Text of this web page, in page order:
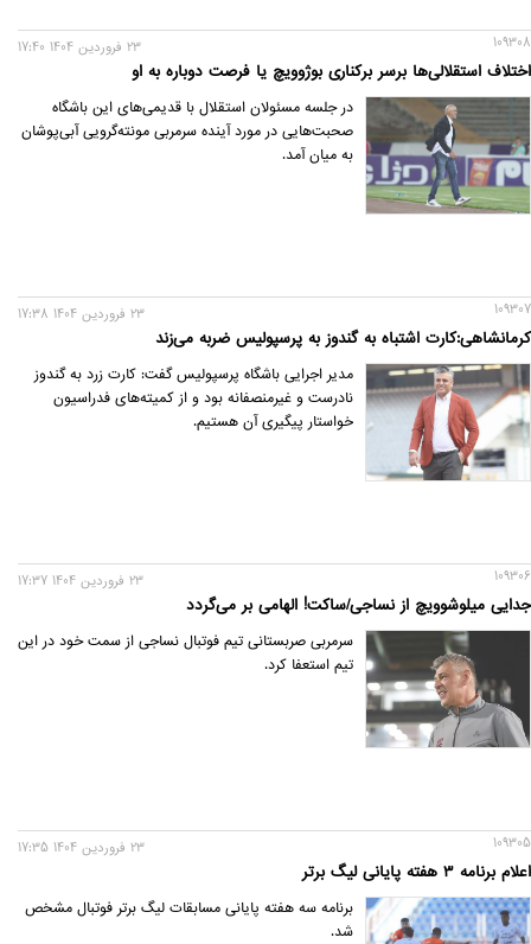
109308
اختلاف استقلالی‌ها برسر برکناری بوژوویچ یا فرصت دوباره به او
23 فروردين 1404 17:40
در جلسه مسئولان استقلال با قدیمی‌های این باشگاه
صحبت‌هایی در مورد آینده سرمربی مونته‌گرویی آبی‌پوشان
به میان آمد.
109307
کرمانشاهی:کارت اشتباه به گندوز به پرسپولیس ضربه می‌زند
23 فروردين 1404 17:38
مدیر اجرایی باشگاه پرسپولیس گفت: کارت زرد به گندوز
نادرست و غیرمنصفانه بود و از کمیته‌های فدراسیون
خواستار پیگیری آن هستیم.
109306
جدایی میلوشوویچ از نساجی/ساکت! الهامی بر می‌گردد
23 فروردين 1404 17:37
سرمربی صربستانی تیم فوتبال نساجی از سمت خود در این
تیم استعفا کرد.
109305
اعلام برنامه ۳ هفته پایانی لیگ برتر
23 فروردين 1404 17:35
برنامه سه هفته پایانی مسابقات لیگ برتر فوتبال مشخص
شد.